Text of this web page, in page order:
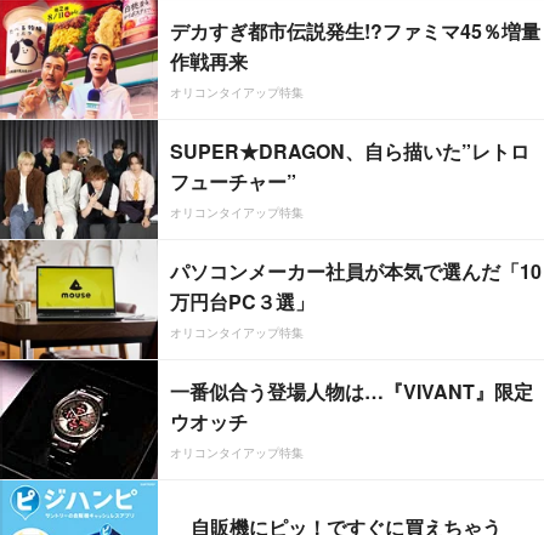
デカすぎ都市伝説発生!?ファミマ45％増量
作戦再来
オリコンタイアップ特集
SUPER★DRAGON、自ら描いた”レトロ
フューチャー”
オリコンタイアップ特集
パソコンメーカー社員が本気で選んだ「10
万円台PC３選」
オリコンタイアップ特集
一番似合う登場人物は…『VIVANT』限定
ウオッチ
オリコンタイアップ特集
自販機にピッ！ですぐに買えちゃう